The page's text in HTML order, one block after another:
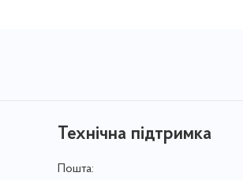
Технічна підтримка
Пошта: